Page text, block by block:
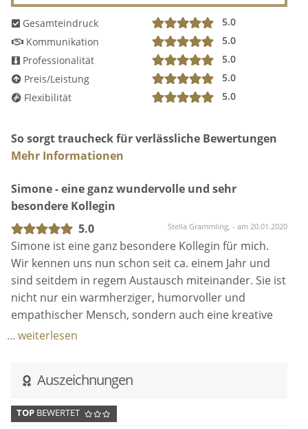
Gesamteindruck
5.0
Kommunikation
5.0
Professionalität
5.0
Preis/Leistung
5.0
Flexibilität
5.0
So sorgt traucheck für verlässliche Bewertungen
Mehr Informationen
Simone - eine ganz wundervolle und sehr
besondere Kollegin
5.0
Stella Grammling, - am 20.01.2020
Simone ist eine ganz besondere Kollegin für mich.
Wir kennen uns nun schon seit ca. einem Jahr und
sind seitdem in regem Austausch miteinander. Sie ist
nicht nur ein warmherziger, humorvoller und
empathischer Mensch, sondern auch eine kreative
und sehr professionelle Rednerin. Schon oft hat mir
von Reden und Begleiten von Paaren. Liebe Simone,
haben und dass wir uns austauschen können! Du
... weiterlesen
Auszeichnungen
TOP BEWERTET